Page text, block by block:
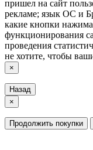
пришел на сайт
рекламе; язык ОС и
какие кнопки
функционирования
проведения
не хотите, чтобы
×
Назад
×
Продолжить покупки